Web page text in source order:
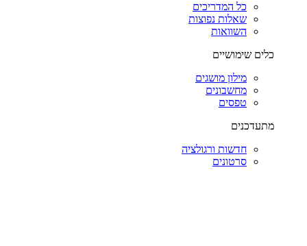
כל המדריכים
שאלות נפוצות
השוואות
כלים שימושיים
מילון מושגים
מחשבונים
טפסים
מתעדכנים
חדשות ורגולציה
סרטונים